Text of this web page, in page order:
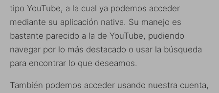
tipo YouTube, a la cual ya podemos acceder
mediante su aplicación nativa. Su manejo es
bastante parecido a la de YouTube, pudiendo
navegar por lo más destacado o usar la búsqueda
para encontrar lo que deseamos.
También podemos acceder usando nuestra cuenta,